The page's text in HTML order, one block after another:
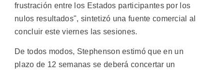
frustración entre los Estados participantes por los
nulos resultados", sintetizó una fuente comercial al
concluir este viernes las sesiones.
De todos modos, Stephenson estimó que en un
plazo de 12 semanas se deberá concertar un